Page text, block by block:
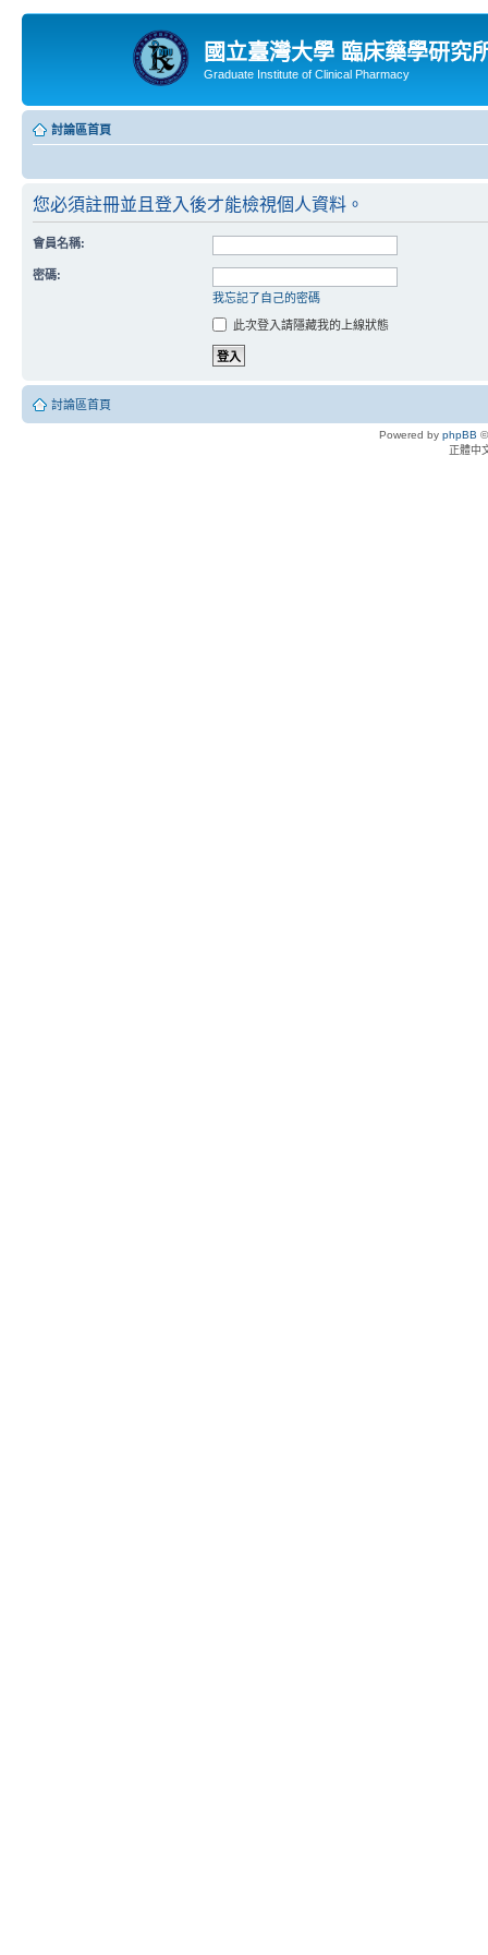
國立臺灣大學 臨床藥學研究
Graduate Institute of Clinical Pharmacy
討論區首頁
您必須註冊並且登入後才能檢視個人資料。
會員名稱:
密碼:
我忘記了自己的密碼
此次登入請隱藏我的上線狀態
討論區首頁
Powered by phpBB
正體中